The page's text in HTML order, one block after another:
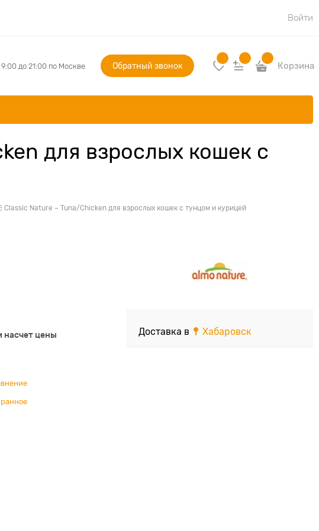
Войти
до 21:00 по Москве Обратный звонок Корзина
для взрослых кошек с
Classic Nature – Tuna/Chicken для взрослых кошек с тунцом и курицей
насчет цены Доставка в Хабаровск